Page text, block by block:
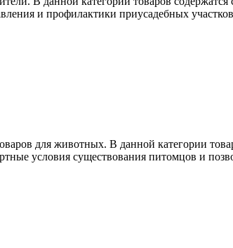
и профилактики приусадебных
для животных. В данной категории
условия существования питомцов и